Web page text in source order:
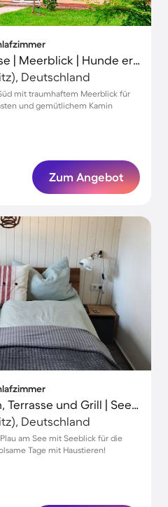
Ferienhaus mit Terrasse | Meerblick | Hunde erlaubt
Deutschland
mit traumhaftem Meerblick für
und gemütlichem Kamin
Zum Angebot
Ferienhaus mit Garten, Terrasse und Grill | Seeblick | Ideal für Homeoffice
Deutschland
am See mit Seeblick für die
Tage mit Haustieren!